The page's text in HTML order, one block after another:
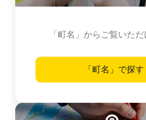
「町名」からご覧いただ
「町名」で探す